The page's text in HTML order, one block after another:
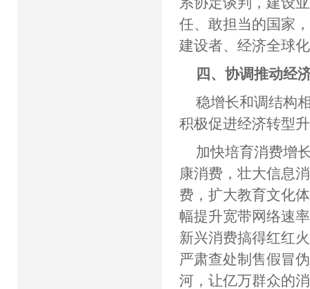
任、敢担当的国家
建设者、经济全球
四、协调推动经
稳增长和调结构
积极促进经济转型
加快培育消费增
康消费，壮大信息
费，扩大教育文化
幅提升宽带网络速
新兴消费搞得红红
严肃查处制售假冒
河，让亿万群众的